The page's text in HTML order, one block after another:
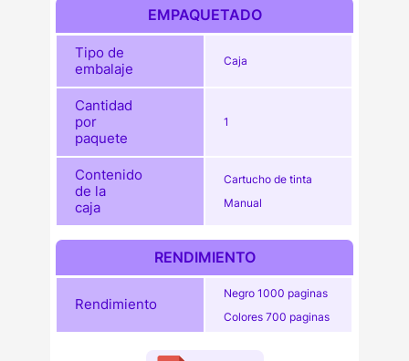
EMPAQUETADO
Tipo de
embalaje
Caja
Cantidad
por
paquete
1
Contenido
de la
caja
Cartucho de tinta
Manual
RENDIMIENTO
Rendimiento
Negro 1000 paginas
Colores 700 paginas